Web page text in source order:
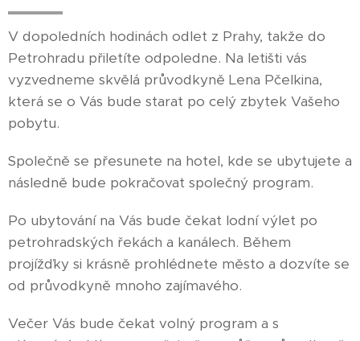
V dopoledních hodinách odlet z Prahy, takže do
Petrohradu přiletíte odpoledne. Na letišti vás
vyzvedneme skvělá průvodkyně Lena Pčelkina,
která se o Vás bude starat po celý zbytek Vašeho
pobytu.
Společně se přesunete na hotel, kde se ubytujete a
následně bude pokračovat společný program.
Po ubytování na Vás bude čekat lodní výlet po
petrohradských řekách a kanálech. Během
projížďky si krásně prohlédnete město a dozvíte se
od průvodkyně mnoho zajímavého.
Večer Vás bude čekat volný program a s